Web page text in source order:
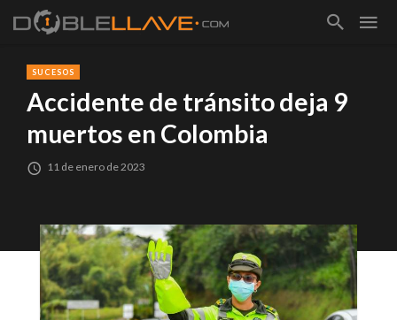
SUCESOS
Accidente de tránsito deja 9
muertos en Colombia
11 de enero de 2023